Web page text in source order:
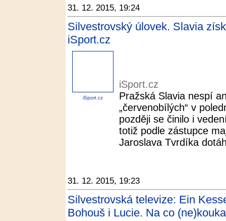
31. 12. 2015, 19:24
Silvestrovský úlovek. Slavia
iSport.cz
iSport.cz
iSport.cz
Pražská Slavia nespí
„červenobílých“ v
později se činilo i
totiž podle zástupce
Jaroslava Tvrdíka
31. 12. 2015, 19:23
Silvestrovská televize: Ein
Bohouš i Lucie. Na co